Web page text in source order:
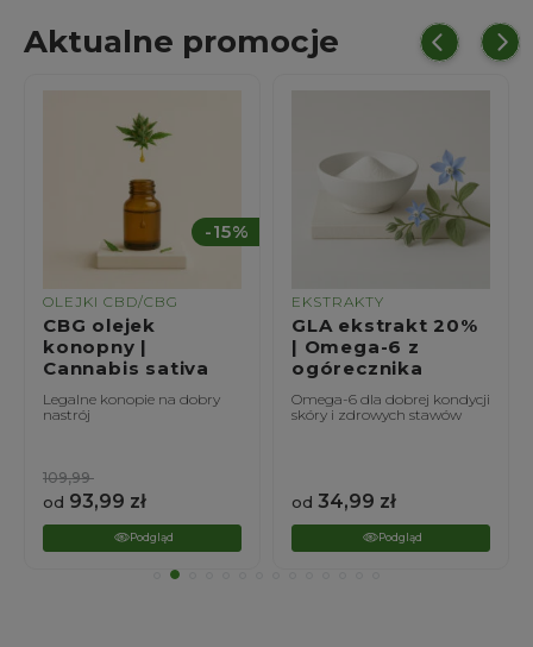
Aktualne promocje
EKSTRAKTY
GLA ekstrakt 20%
| Omega-6 z
ogórecznika
Omega-6 dla dobrej kondycji
skóry i zdrowych stawów
od 34,99 zł
Podgląd
EKSTRAKTY
Szarłat ekstrakt
20% | Amaranthus
caudatus
Amarantowe wsparcie
zdrowia wątroby i
od 24,99 zł
Podgląd